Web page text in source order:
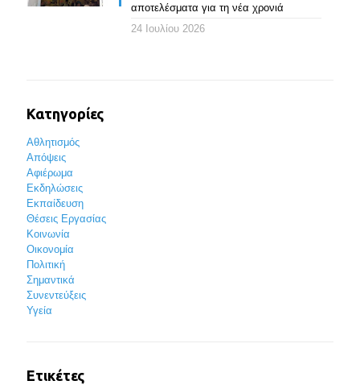
αποτελέσματα για τη νέα χρονιά
24 Ιουλίου 2026
Κατηγορίες
Αθλητισμός
Απόψεις
Αφιέρωμα
Εκδηλώσεις
Εκπαίδευση
Θέσεις Εργασίας
Κοινωνία
Οικονομία
Πολιτική
Σημαντικά
Συνεντεύξεις
Υγεία
Ετικέτες